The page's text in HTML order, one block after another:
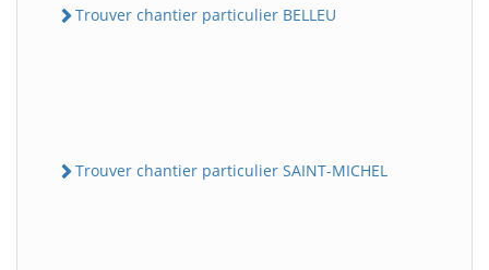
Trouver chantier particulier BELLEU
Trouver chantier particulier SAINT-MICHEL